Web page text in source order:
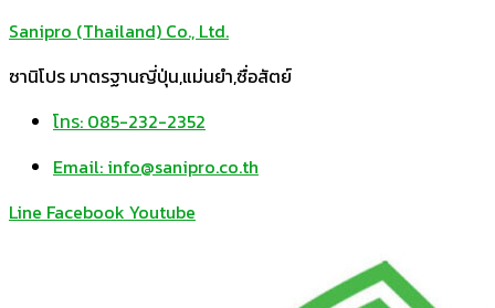
Sanipro (Thailand) Co., Ltd.
ซานิโปร มาตรฐานญี่ปุ่น,แม่นยำ,ซื่อสัตย์
โทร: 085-232-2352
Email: info@sanipro.co.th
Line Facebook Youtube